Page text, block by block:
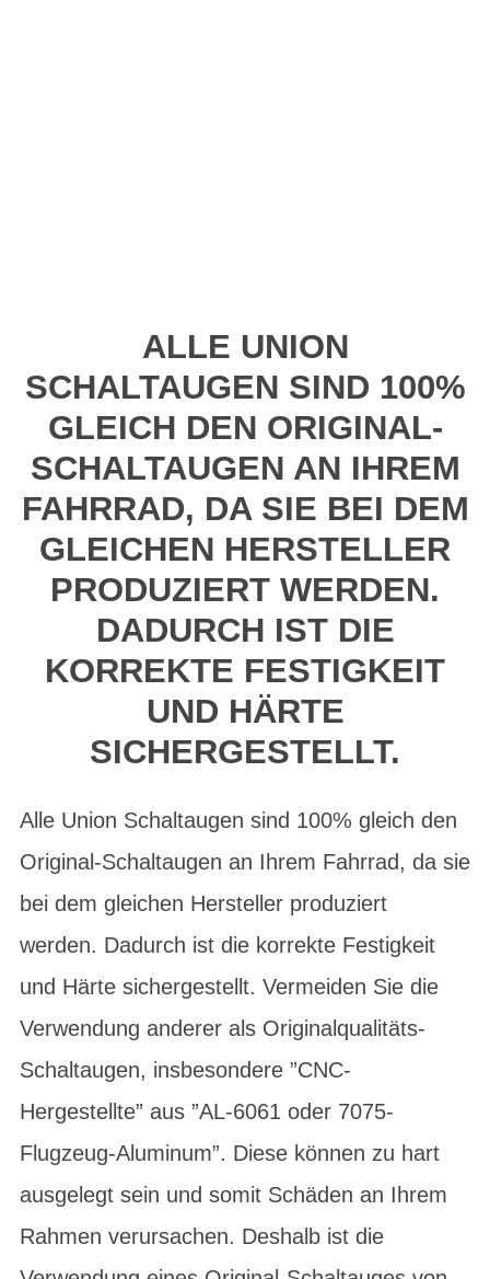
ALLE UNION
SCHALTAUGEN SIND 100%
GLEICH DEN ORIGINAL-
SCHALTAUGEN AN IHREM
FAHRRAD, DA SIE BEI DEM
GLEICHEN HERSTELLER
PRODUZIERT WERDEN.
DADURCH IST DIE
KORREKTE FESTIGKEIT
UND HÄRTE
SICHERGESTELLT.
Alle Union Schaltaugen sind 100% gleich den
Original-Schaltaugen an Ihrem Fahrrad, da sie
bei dem gleichen Hersteller produziert
werden. Dadurch ist die korrekte Festigkeit
und Härte sichergestellt. Vermeiden Sie die
Verwendung anderer als Originalqualitäts-
Schaltaugen, insbesondere ”CNC-
Hergestellte” aus ”AL-6061 oder 7075-
Flugzeug-Aluminum”. Diese können zu hart
ausgelegt sein und somit Schäden an Ihrem
Rahmen verursachen. Deshalb ist die